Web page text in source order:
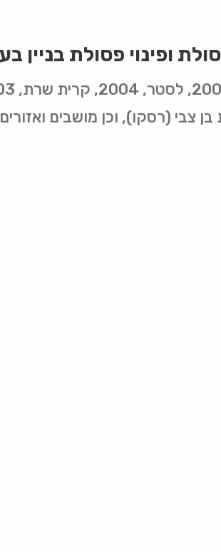
ופינוי פסולת בניין
צבי (רסקו), וכן מושבים